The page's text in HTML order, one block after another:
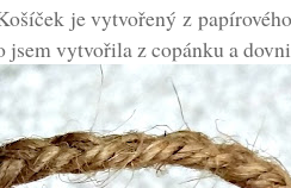
je vytvořený z
jsem vytvořila z copánku a